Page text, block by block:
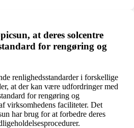
at deres solcentre
for rengøring og
renlighedsstandarder i forskellige
at der kan være udfordringer med
for rengøring og
virksomhedens faciliteter. Det
har brug for at forbedre deres